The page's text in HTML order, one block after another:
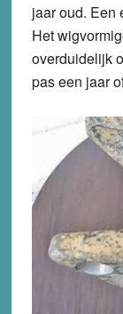
jaar oud. Een
Het
overduidelijk
pas een jaar